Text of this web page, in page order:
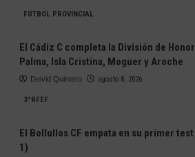
FÚTBOL PROVINCIAL
El Cádiz C completa la División de
Palma, Isla Cristina, Moguer y Aroche
Deivid Quintero agosto 8, 2026
3ªRFEF
El Bollullos CF empata en su primer
1)